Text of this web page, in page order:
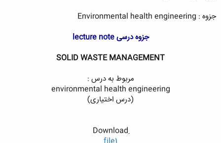
جزوه : Environmental health engineering
جزوه درسی lecture note
SOLID WASTE MANAGEMENT
مربوط به درس :
environmental health engineering
(درس اختیاری)